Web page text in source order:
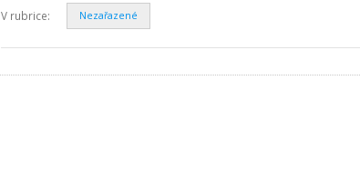
V rubrice: Nezařazené